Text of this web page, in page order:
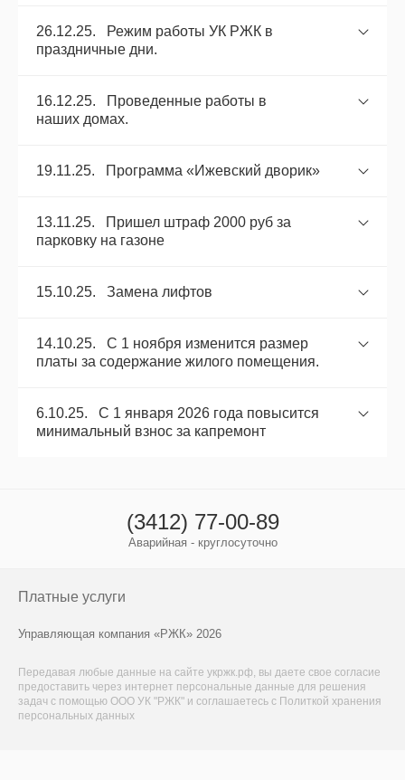
26.12.25. Режим работы УК РЖК в
праздничные дни.
16.12.25. Проведенные работы в
наших домах.
19.11.25. Программа «Ижевский дворик»
13.11.25. Пришел штраф 2000 руб за
парковку на газоне
15.10.25. Замена лифтов
14.10.25. С 1 ноября изменится размер
платы за содержание жилого помещения.
6.10.25. С 1 января 2026 года повысится
минимальный взнос за капремонт
(3412) 77-00-89
Аварийная - круглосуточно
Управляющая компания «РЖК» 2026
Платные услуги
Передавая любые данные на сайте укржк.рф, вы даете свое согласие
предоставить через интернет персональные данные для решения
задач с помощью ООО УК "РЖК" и соглашаетесь с Политкой хранения
персональных данных